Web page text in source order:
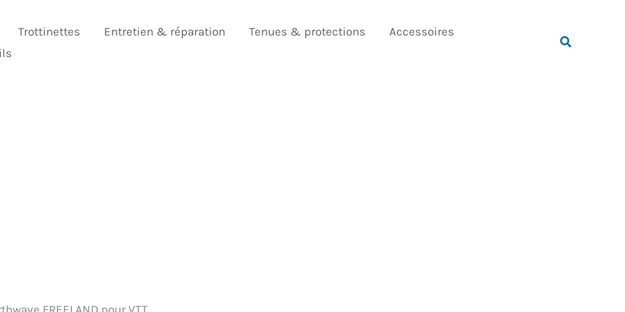
Trottinettes Entretien & réparation Tenues & protections
Accessoires
Rechercher
FREELAND pour VTT